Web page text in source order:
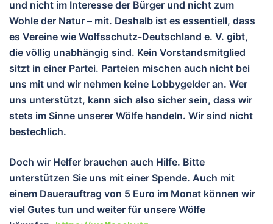
und nicht im Interesse der Bürger und nicht zum
Wohle der Natur – mit. Deshalb ist es essentiell, dass
es Vereine wie Wolfsschutz-Deutschland e. V. gibt,
die völlig unabhängig sind. Kein Vorstandsmitglied
sitzt in einer Partei. Parteien mischen auch nicht bei
uns mit und wir nehmen keine Lobbygelder an. Wer
uns unterstützt, kann sich also sicher sein, dass wir
stets im Sinne unserer Wölfe handeln. Wir sind nicht
bestechlich.
Doch wir Helfer brauchen auch Hilfe. Bitte
unterstützen Sie uns mit einer Spende. Auch mit
einem Dauerauftrag von 5 Euro im Monat können wir
viel Gutes tun und weiter für unsere Wölfe